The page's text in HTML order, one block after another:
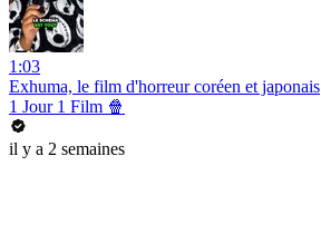
1:03
Exhuma, le film d'horreur coréen et japonais
1 Jour 1 Film 🍿
il y a 2 semaines